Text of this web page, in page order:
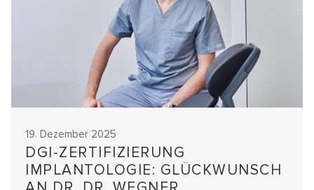
19. Dezember 2025
DGI-ZERTIFIZIERUNG
IMPLANTOLOGIE: GLÜCKWUNSCH